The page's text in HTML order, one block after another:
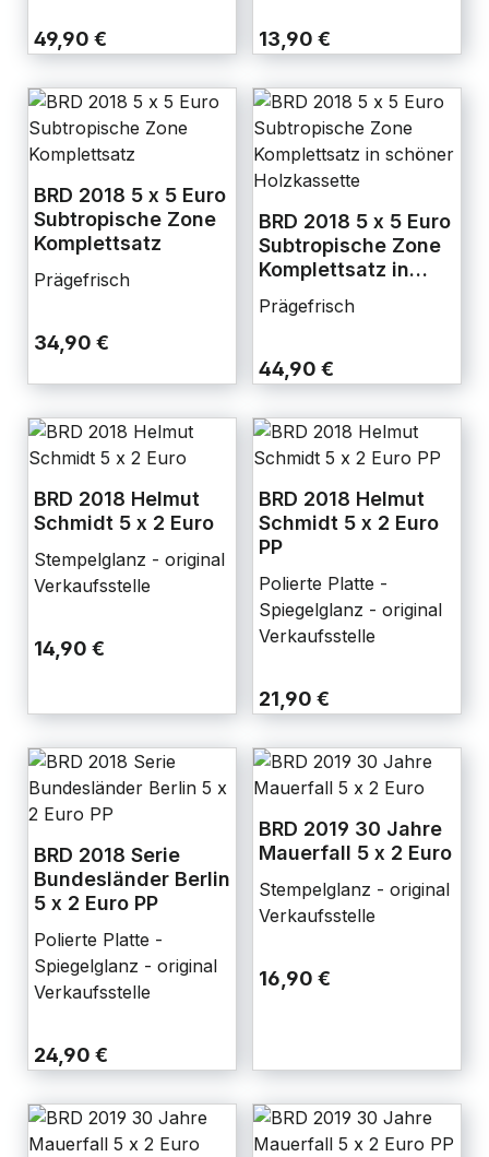
49,90 € 13,90 €
BRD 2018 5 x 5 Euro
Subtropische Zone
Komplettsatz
Prägefrisch
34,90 €
BRD 2018 5 x 5 Euro
Subtropische Zone
Komplettsatz in
Holzkassette
Prägefrisch
44,90 €
BRD 2018 Helmut
Schmidt 5 x 2 Euro
Stempelglanz - original
Verkaufsstelle
14,90 €
BRD 2018 Helmut
Schmidt 5 x 2 Euro
PP
Polierte Platte -
Spiegelglanz - original
Verkaufsstelle
21,90 €
BRD 2018 Serie
Bundesländer Berlin
5 x 2 Euro PP
Polierte Platte -
Spiegelglanz - original
Verkaufsstelle
24,90 €
BRD 2019 30 Jahre
Mauerfall 5 x 2 Euro
Stempelglanz - original
Verkaufsstelle
16,90 €